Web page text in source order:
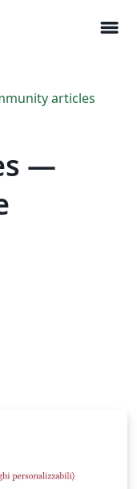
menu
articles
—